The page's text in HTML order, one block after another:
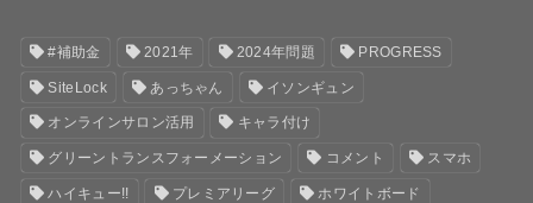
#補助金 2021年 2024年問題 PROGRESS
SiteLock あっちゃん イソンギュン
オンラインサロン活用 キャラ付け
グリーントランスフォーメーション コメント スマホ
ハイキュー!! プレミアリーグ ホワイトボード